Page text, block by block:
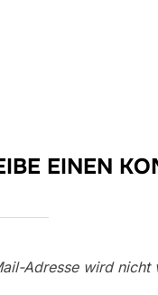
EINEN
Adresse wird nicht